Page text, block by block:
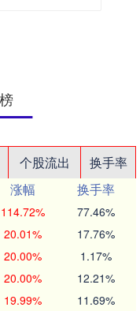
个股流出
换手率
涨幅
换手率
114.72% 77.46%
20.01% 17.76%
20.00% 1.17%
20.00% 12.21%
19.99% 11.69%